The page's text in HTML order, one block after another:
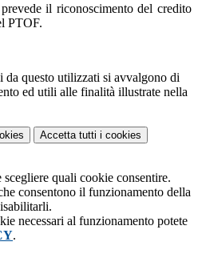
il riconoscimento del credito
PTOF.
da questo utilizzati si avvalgono di
ed utili alle finalità illustrate nella
Accetta tutti i cookies
scegliere quali cookie consentire.
consentono il funzionamento della
necessari al funzionamento potete
.